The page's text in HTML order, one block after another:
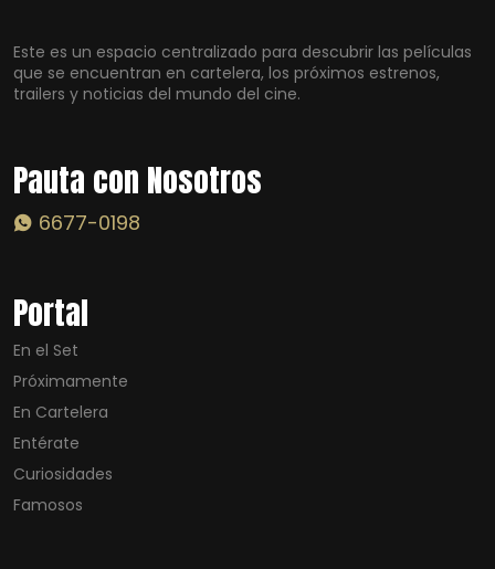
Este es un espacio centralizado para descubrir las películas
que se encuentran en cartelera, los próximos estrenos,
trailers y noticias del mundo del cine.
Pauta con Nosotros
6677-0198
Portal
En el Set
Próximamente
En Cartelera
Entérate
Curiosidades
Famosos